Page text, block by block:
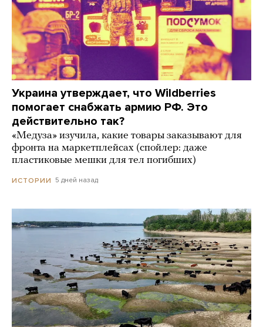
Украина утверждает, что Wildberries
помогает снабжать армию РФ. Это
действительно так?
«Медуза» изучила, какие товары заказывают для
фронта на маркетплейсах (спойлер: даже
пластиковые мешки для тел погибших)
ИСТОРИИ 5 дней назад